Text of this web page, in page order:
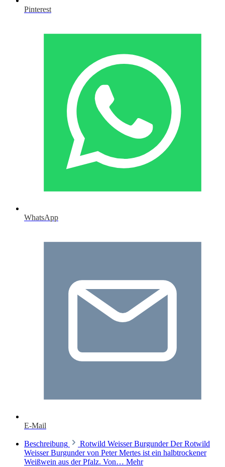
Pinterest
WhatsApp
E-Mail
Beschreibung
Rotwild Weisser Burgunder Der Rotwild
Weisser Burgunder von Peter Mertes ist ein halbtrockener
Weißwein aus der Pfalz. Von… Mehr